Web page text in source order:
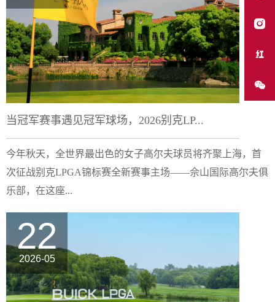
当冠军赛事遇见冠军球场，2026别克LP...
今年秋天，全世界最出色的女子高尔夫球员将齐聚上海，首
次征战别克LPGA锦标赛全新赛事主场——佘山国际高尔夫俱
乐部，在这座...
22
2026-05